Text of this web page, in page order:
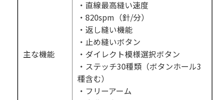
主な機能
・直線最高縫い速度
・820spm（針/分）
・返し縫い機能
・止め縫いボタン
・ダイレクト模様選択ボタン
・ステッチ30種類（ボタンホール3
種含む）
・フリーアーム